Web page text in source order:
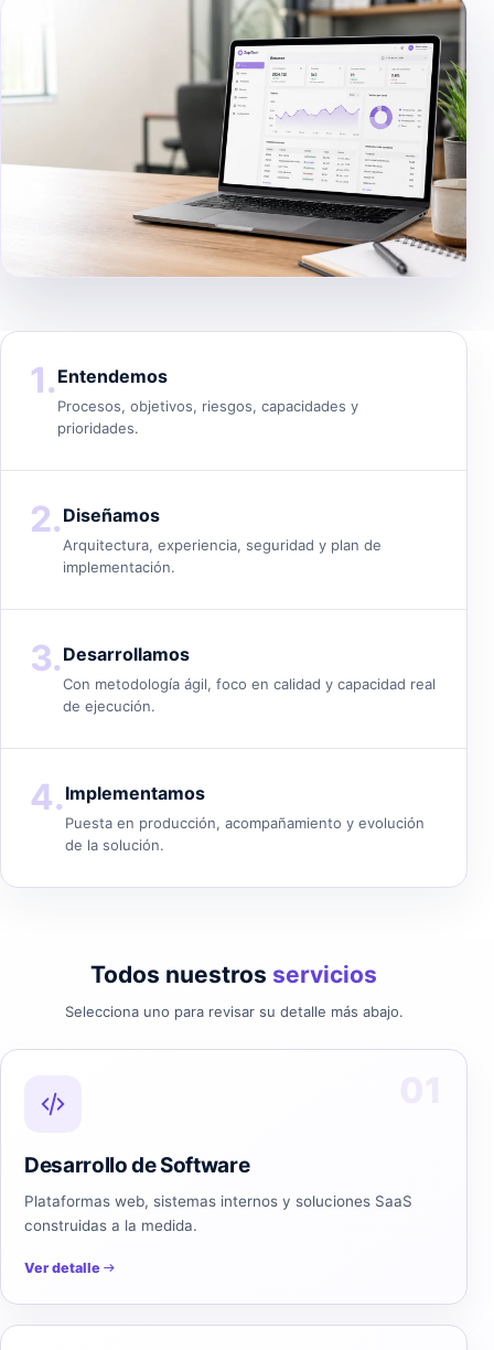
1. Entendemos
Procesos, objetivos, riesgos, capacidades y
prioridades.
2. Diseñamos
Arquitectura, experiencia, seguridad y plan de
implementación.
3. Desarrollamos
Con metodología ágil, foco en calidad y capacidad real
de ejecución.
4. Implementamos
Puesta en producción, acompañamiento y evolución
de la solución.
Todos nuestros servicios
Selecciona uno para revisar su detalle más abajo.
Desarrollo de Software
Plataformas web, sistemas internos y soluciones SaaS
construidas a la medida.
Ver detalle